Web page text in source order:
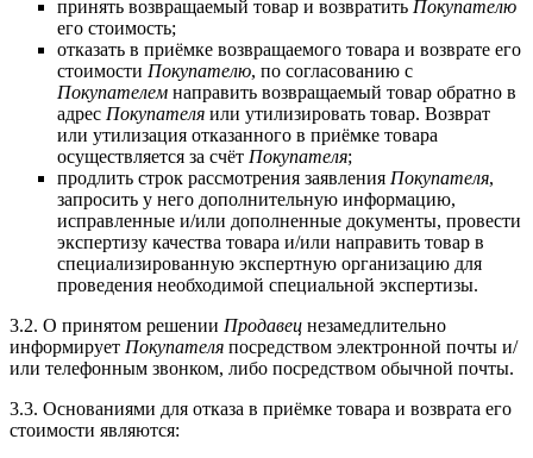
принять возвращаемый товар и возвратить Покупателю
его стоимость;
отказать в приёмке возвращаемого товара и возврате его
стоимости Покупателю, по согласованию с
Покупателем направить возвращаемый товар обратно в
адрес Покупателя или утилизировать товар. Возврат
или утилизация отказанного в приёмке товара
осуществляется за счёт Покупателя;
продлить строк рассмотрения заявления Покупателя,
запросить у него дополнительную информацию,
исправленные и/или дополненные документы, провести
экспертизу качества товара и/или направить товар в
специализированную экспертную организацию для
проведения необходимой специальной экспертизы.
3.2. О принятом решении Продавец незамедлительно
информирует Покупателя посредством электронной почты и/
или телефонным звонком, либо посредством обычной почты.
3.3. Основаниями для отказа в приёмке товара и возврата его
стоимости являются: